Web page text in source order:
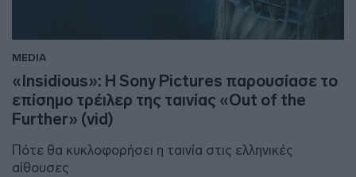
MEDIA
«Insidious»: Η Sony Pictures παρουσίασε το
επίσημο τρέιλερ της ταινίας «Out of the
Further» (vid)
Πότε θα κυκλοφορήσει η ταινία στις ελληνικές
αίθουσες